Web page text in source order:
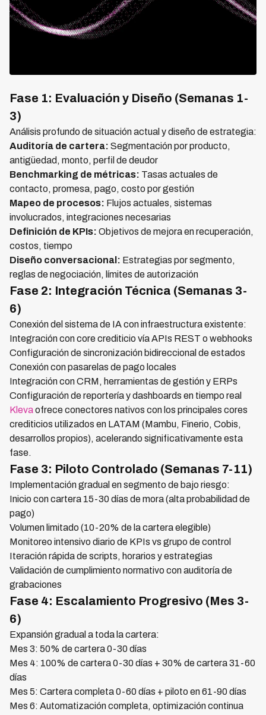
Fase 1: Evaluación y Diseño (Semanas 1-
3)
Análisis profundo de situación actual y diseño de estrategia:
Auditoría de cartera: Segmentación por producto,
antigüedad, monto, perfil de deudor
Benchmarking de métricas: Tasas actuales de
contacto, promesa, pago, costo por gestión
Mapeo de procesos: Flujos actuales, sistemas
involucrados, integraciones necesarias
Definición de KPIs: Objetivos de mejora en recuperación,
costos, tiempo
Diseño conversacional: Estrategias por segmento,
reglas de negociación, límites de autorización
Fase 2: Integración Técnica (Semanas 3-
6)
Conexión del sistema de IA con infraestructura existente:
Integración con core crediticio vía APIs REST o webhooks
Configuración de sincronización bidireccional de estados
Conexión con pasarelas de pago locales
Integración con CRM, herramientas de gestión y ERPs
Configuración de reportería y dashboards en tiempo real
Klevaofrece conectores nativos con los principales cores
crediticios utilizados en LATAM (Mambu, Finerio, Cobis,
desarrollos propios), acelerando significativamente esta
fase.
Fase 3: Piloto Controlado (Semanas 7-11)
Implementación gradual en segmento de bajo riesgo:
Inicio con cartera 15-30 días de mora (alta probabilidad de
pago)
Volumen limitado (10-20% de la cartera elegible)
Monitoreo intensivo diario de KPIs vs grupo de control
Iteración rápida de scripts, horarios y estrategias
Validación de cumplimiento normativo con auditoría de
grabaciones
Fase 4: Escalamiento Progresivo (Mes 3-
6)
Expansión gradual a toda la cartera:
Mes 3: 50% de cartera 0-30 días
Mes 4: 100% de cartera 0-30 días + 30% de cartera 31-60
días
Mes 5: Cartera completa 0-60 días + piloto en 61-90 días
Mes 6: Automatización completa, optimización continua